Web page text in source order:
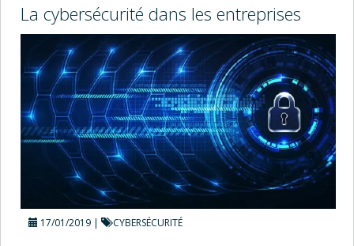
H
A
I
N
:
N
J
E
U
X
T
La cybersécurité dans les entreprises
17/01/2019 CYBERSÉCURITÉ